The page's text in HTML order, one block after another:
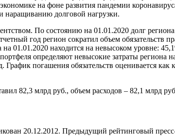
на фоне развития пандемии
наращиванию долговой нагрузки.
По состоянию на 01.01.2020 долг
год регион сократил объем обязательств
01.01.2020 находится на невысоком уровне:
определяют невысокие затраты региона
График погашения обязательств оценивается
82,3 млрд руб., объем расходов – 82,1 млрд
20.12.2012. Предыдущий рейтинговый